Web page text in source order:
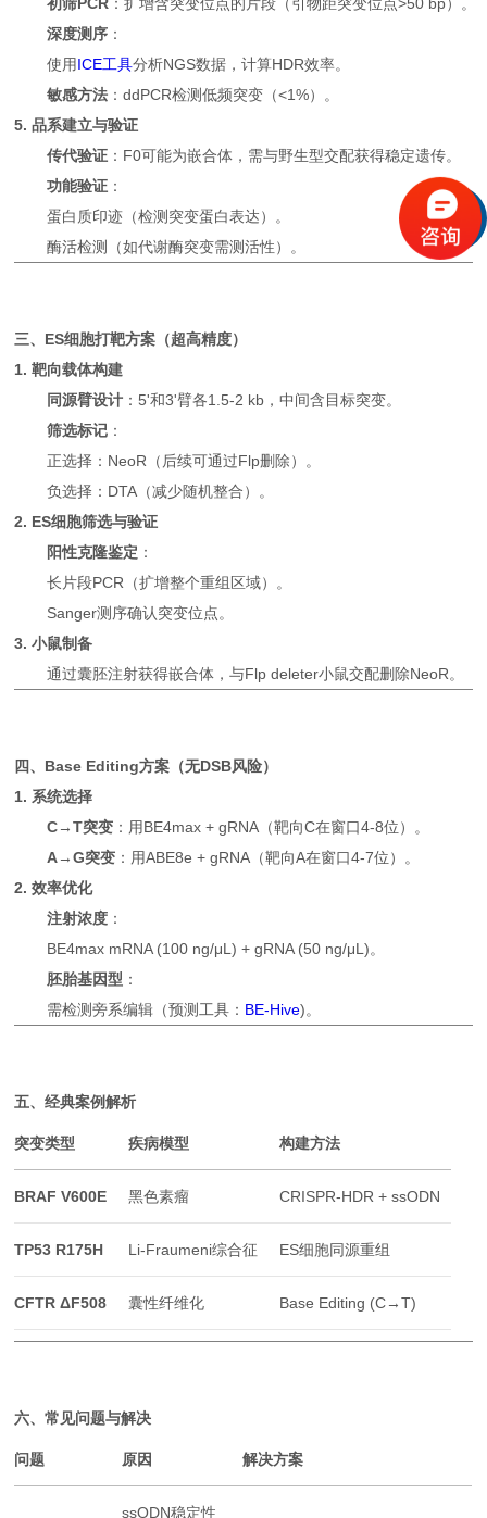
深度测序 ：
使用ICE工具分析NGS数据，计算HDR效率。
敏感方法 ：ddPCR检测低频突变（<1%）。
5. 品系建立与验证
传代验证 ：F0可能为嵌合体，需与野生型交配获得稳定遗传。
功能验证 ：
蛋白质印迹（检测突变蛋白表达）。
酶活检测（如代谢酶突变需测活性）。
三、ES细胞打靶方案（超高精度）
1. 靶向载体构建
同源臂设计 ：5'和3'臂各1.5-2 kb，中间含目标突变。
筛选标记 ：
正选择：NeoR（后续可通过Flp删除）。
负选择：DTA（减少随机整合）。
2. ES细胞筛选与验证
阳性克隆鉴定 ：
长片段PCR（扩增整个重组区域）。
Sanger测序确认突变位点。
3. 小鼠制备
通过囊胚注射获得嵌合体，与Flp deleter小鼠交配删除NeoR。
四、Base Editing方案（无DSB风险）
1. 系统选择
C→T突变 ：用BE4max + gRNA（靶向C在窗口4-8位）。
A→G突变 ：用ABE8e + gRNA（靶向A在窗口4-7位）。
2. 效率优化
注射浓度 ：
BE4max mRNA (100 ng/μL) + gRNA (50 ng/μL)。
胚胎基因型 ：
需检测旁系编辑（预测工具： BE-Hive)。
五、经典案例解析
突变类型 疾病模型 构建方法
BRAF V600E 黑色素瘤 CRISPR-HDR + ssODN
TP53 R175H Li-Fraumeni综合征 ES细胞同源重组
CFTR ΔF508 囊性纤维化 Base Editing (C→T)
六、常见问题与解决
问题 原因 解决方案
ssODN稳定性